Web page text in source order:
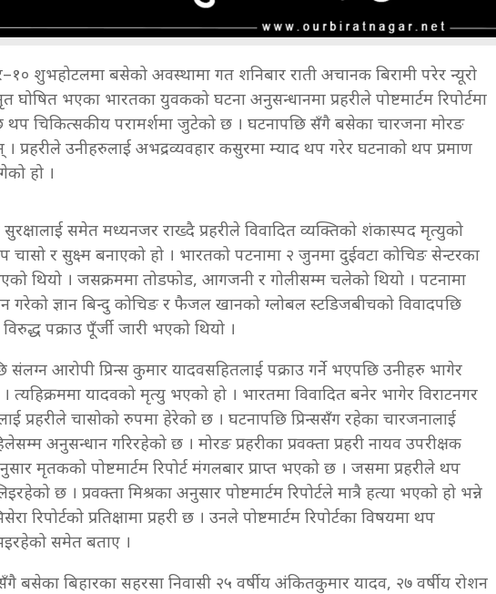
शुभहोटलमा बसेको अवस्थामा गत शनिबार राती अचानक बिरामी परेर न्यूरो
घोषित भएका भारतका युवकको घटना अनुसन्धानमा प्रहरीले पोष्टमार्टम रिपोर्टमा
चिकित्सकीय परामर्शमा जुटेको छ । घटनापछि सँगै बसेका चारजना मोरङ
। प्रहरीले उनीहरुलाई अभद्रव्यवहार कसुरमा म्याद थप गरेर घटनाको थप प्रमाण
हो ।
सुरक्षालाई समेत मध्यनजर राख्दै प्रहरीले विवादित व्यक्तिको शंकास्पद मृत्युको
चासो र सुक्ष्म बनाएको हो । भारतको पटनामा २ जुनमा दुईवटा कोचिङ सेन्टरका
थियो । जसक्रममा तोडफोड, आगजनी र गोलीसम्म चलेको थियो । पटनामा
ज्ञान बिन्दु कोचिङ र फैजल खानको ग्लोबल स्टडिजबीचको विवादपछि
पक्राउ पूँर्जी जारी भएको थियो ।
संलग्न आरोपी प्रिन्स कुमार यादवसहितलाई पक्राउ गर्ने भएपछि उनीहरु भागेर
त्यहिक्रममा यादवको मृत्यु भएको हो । भारतमा विवादित बनेर भागेर विराटनगर
प्रहरीले चासोको रुपमा हेरेको छ । घटनापछि प्रिन्ससँग रहेका चारजनालाई
अनुसन्धान गरिरहेको छ । मोरङ प्रहरीका प्रवक्ता प्रहरी नायव उपरीक्षक
मृतकको पोष्टमार्टम रिपोर्ट मंगलबार प्राप्त भएको छ । जसमा प्रहरीले थप
छ । प्रवक्ता मिश्रका अनुसार पोष्टमार्टम रिपोर्टले मात्रै हत्या भएको हो भन्ने
रिपोर्टको प्रतिक्षामा प्रहरी छ । उनले पोष्टमार्टम रिपोर्टका विषयमा थप
समेत बताए ।
बसेका बिहारका सहरसा निवासी २५ वर्षीय अंकितकुमार यादव, २७ वर्षीय रोशन